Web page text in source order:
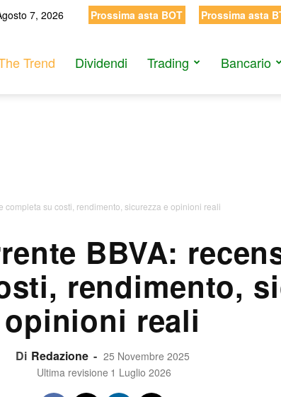
7, 2026 Prossima asta BOT Prossima asta
Trend Dividendi Trading Bancario
completa su costi, rendimento, sicurezza e opinioni reali
BBVA:
rendimento,
opinioni reali
Di Redazione - 25 Novembre 2025
Ultima revisione 1 Luglio 2026